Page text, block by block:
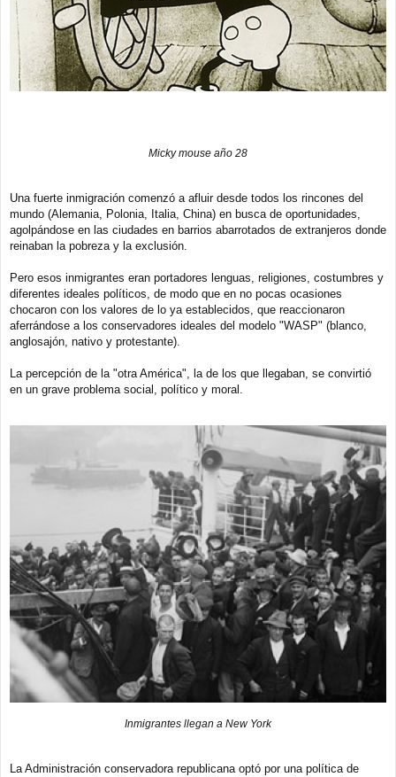
Micky mouse año 28
Una fuerte inmigración comenzó a afluir desde todos los rincones del
mundo (Alemania, Polonia, Italia, China) en busca de oportunidades,
agolpándose en las ciudades en barrios abarrotados de extranjeros donde
reinaban la pobreza y la exclusión.
Pero esos inmigrantes eran portadores lenguas, religiones, costumbres y
diferentes ideales políticos, de modo que en no pocas ocasiones
chocaron con los valores de lo ya establecidos, que reaccionaron
aferrándose a los conservadores ideales del modelo "WASP" (blanco,
anglosajón, nativo y protestante).
La percepción de la "otra América", la de los que llegaban, se convirtió
en un grave problema social, político y moral.
Inmigrantes llegan a New York
La Administración conservadora republicana optó por una política de